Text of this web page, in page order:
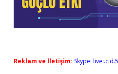
Reklam ve İletişim: Skype: